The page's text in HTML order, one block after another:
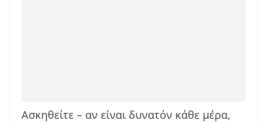
Ασκηθείτε – αν είναι δυνατόν κάθε μέρα,